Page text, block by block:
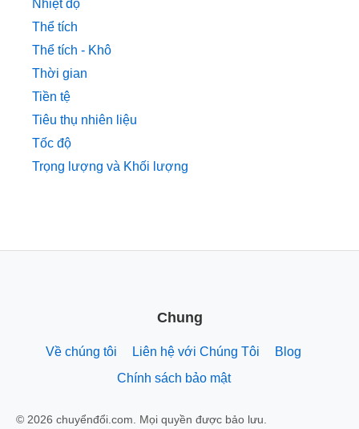
Nhiệt độ
Thể tích
Thể tích - Khô
Thời gian
Tiền tệ
Tiêu thụ nhiên liệu
Tốc độ
Trọng lượng và Khối lượng
Chung
Về chúng tôi Liên hệ với Chúng Tôi
Blog
Chính sách bảo mật
© 2026 chuyểnđổi.com. Mọi quyền được bảo lưu.